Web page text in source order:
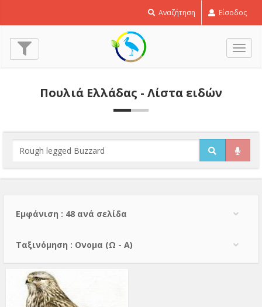
Αναζήτηση Είσοδος
Πουλιά Ελλάδας - Λίστα ειδών
Εμφάνιση : 48 ανά σελίδα
Тαξινόμηση : Ονομα (Ω - Α)